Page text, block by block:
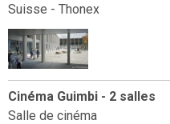
Suisse - Thonex
Cinéma Guimbi - 2 salles
Salle de cinéma